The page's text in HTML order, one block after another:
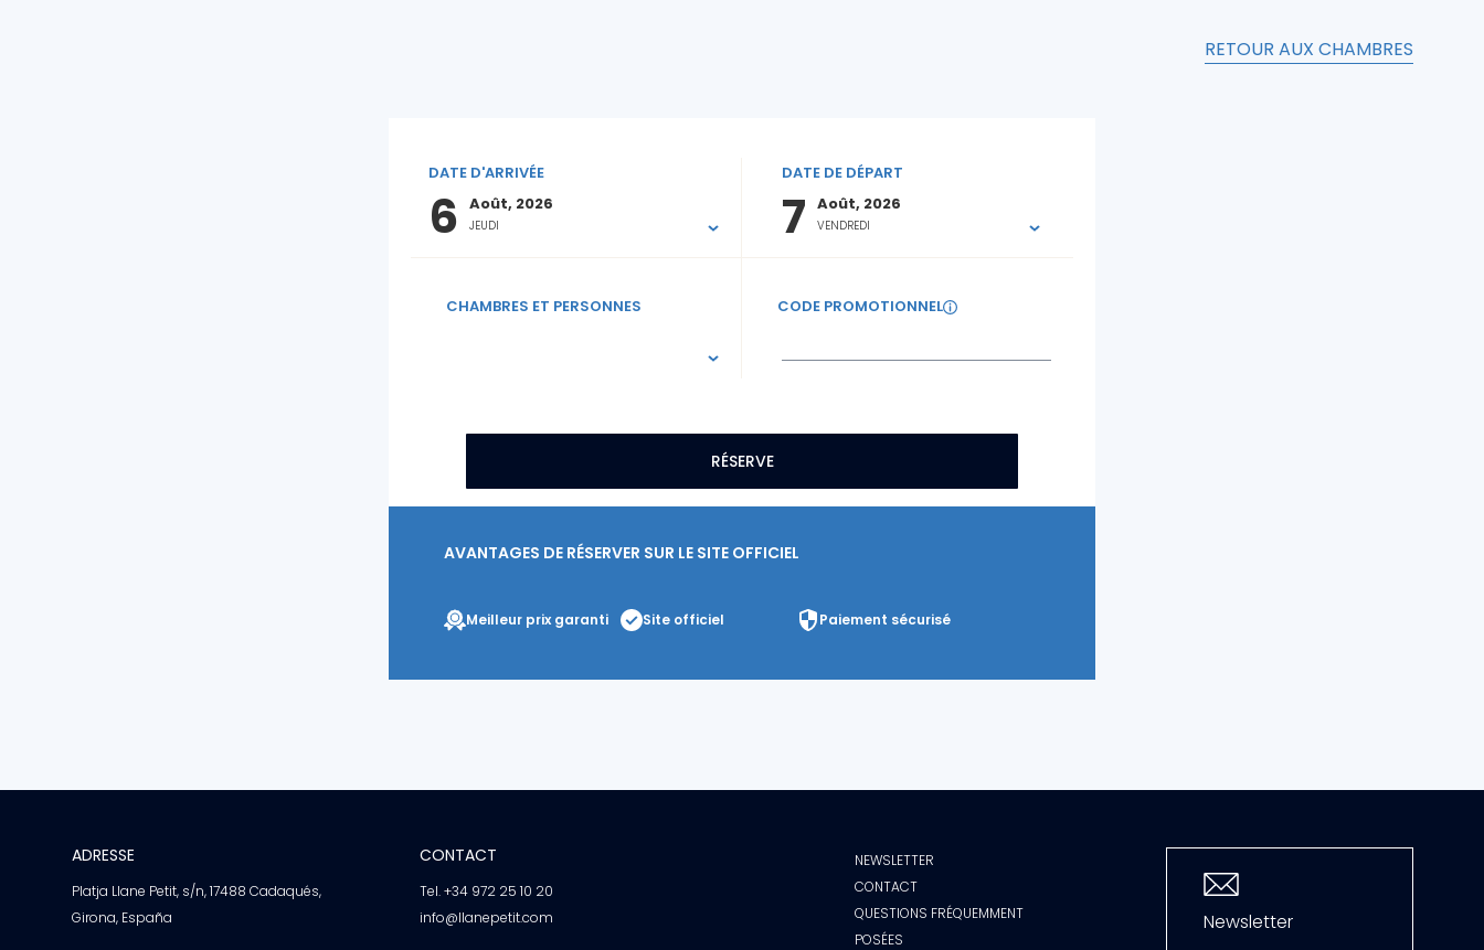
RETOUR AUX CHAMBRES
DATE D'ARRIVÉE
6 Août, 2026
JEUDI
DATE DE DÉPART
7 Août, 2026
VENDREDI
CHAMBRES ET PERSONNES CODE PROMOTIONNEL
RÉSERVE
AVANTAGES DE RÉSERVER SUR LE SITE OFFICIEL
Meilleur prix garanti Site officiel Paiement sécurisé
ADRESSE
Platja Llane Petit, s/n, 17488 Cadaqués,
Girona, España
CONTACT
Tel. +34 972 25 10 20
info@llanepetit.com
NEWSLETTER
CONTACT
QUESTIONS FRÉQUEMMENT
POSÉES
Newsletter